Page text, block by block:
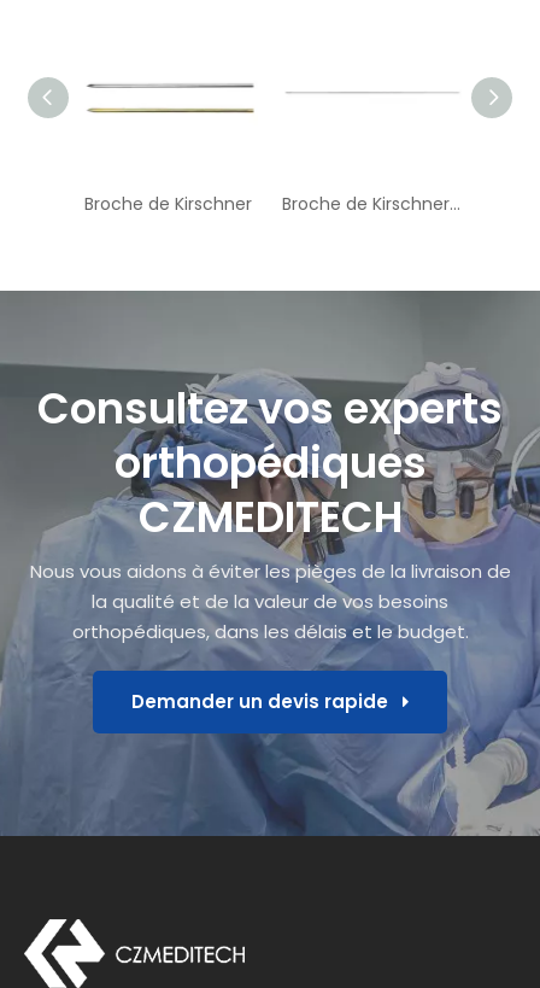
Broche de Kirschner Broche de Kirschner filetée
Consultez vos experts
orthopédiques
CZMEDITECH
Nous vous aidons à éviter les pièges de la livraison de
la qualité et de la valeur de vos besoins
orthopédiques, dans les délais et le budget.
Demander un devis rapide